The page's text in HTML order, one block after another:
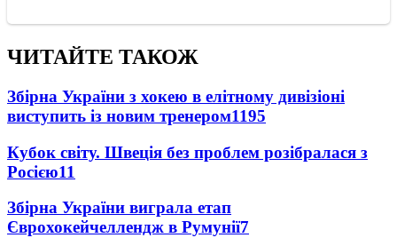
ЧИТАЙТЕ ТАКОЖ
Збірна України з хокею в елітному дивізіоні
виступить із новим тренером1195
Кубок світу. Швеція без проблем розібралася з
Росією11
Збірна України виграла етап
Єврохокейчеллендж в Румунії7